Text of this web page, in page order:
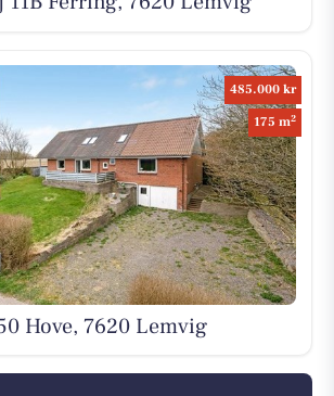
485.000 kr
175 m2
Hove, 7620 Lemvig